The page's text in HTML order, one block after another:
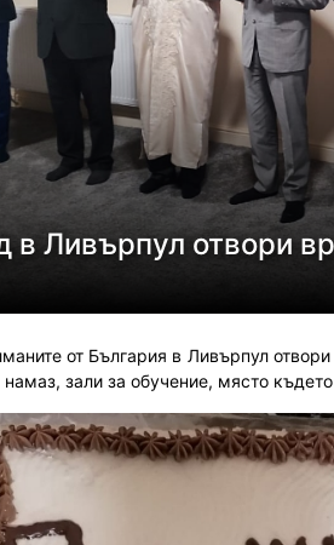
Ливърпул отвори
от България в Ливърпул
зали за обучение, място